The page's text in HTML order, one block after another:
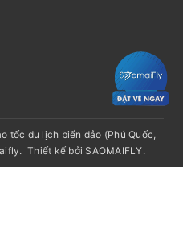
tốc du lịch biển đảo (Phú Quốc,
.Thiết kế bởi SAOMAIFLY.